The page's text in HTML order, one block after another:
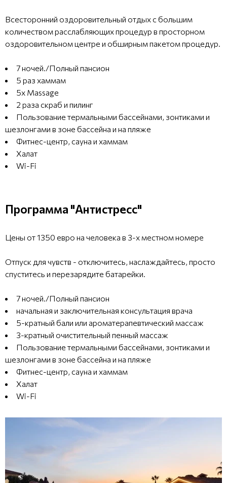
Всесторонний оздоровительный отдых с большим
количеством расслабляющих процедур в просторном
оздоровительном центре и обширным пакетом процедур.
7 ночей./Полный пансион
5 раз хаммам
5x Massage
2 раза скраб и пилинг
Пользование термальными бассейнами, зонтиками и
шезлонгами в зоне бассейна и на пляже
Фитнес-центр, сауна и хаммам
Халат
Wi-Fi
Программа "Антистресс"
Цены от 1350 евро на человека в 3-х местном номере
Отпуск для чувств - отключитесь, наслаждайтесь, просто
спуститесь и перезарядите батарейки.
7 ночей./Полный пансион
начальная и заключительная консультация врача
5-кратный бали или ароматерапевтический массаж
3-кратный очистительный пенный массаж
Пользование термальными бассейнами, зонтиками и
шезлонгами в зоне бассейна и на пляже
Фитнес-центр, сауна и хаммам
Халат
Wi-Fi